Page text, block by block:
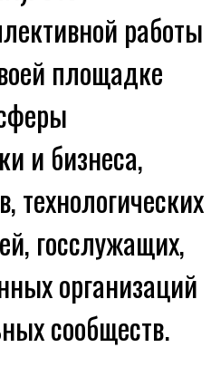
работы
площадке
и бизнеса,
технологических
госслужащих,
организаций
сообществ.